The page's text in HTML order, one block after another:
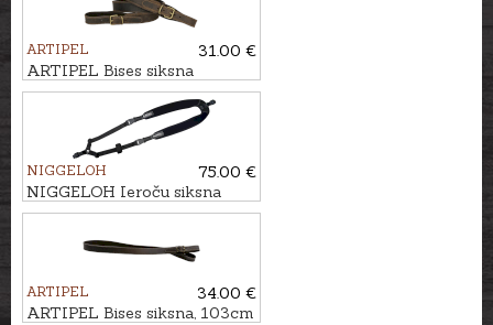
ARTIPEL
31.00 €
ARTIPEL Bises siksna
NUBUCK, 102cm
NIGGELOH
75.00 €
NIGGELOH Ieroču siksna
TITAN II MELNA
ARTIPEL
34.00 €
ARTIPEL Bises siksna, 103cm